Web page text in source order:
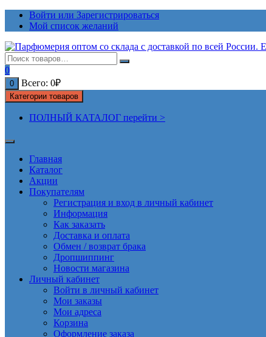
ПерейтиВойти или Зарегистрироваться
Мой список желаний
0
0 Всего: 0₽
Категории товаров
ПОЛНЫЙ КАТАЛОГ перейти >
Главная
Каталог
Акции
Покупателям
Регистрация и вход в личный кабинет
Информация
Как заказать
Доставка и оплата
Обмен / возврат брака
Дропшиппинг
Новости магазина
Личный кабинет
Войти в личный кабинет
Мои заказы
Мои адреса
Корзина
Оформление заказа